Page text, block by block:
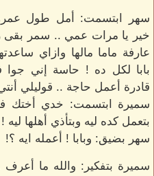
سهر ابتسمت: أمل طول
خير يا مرات عمي .. سمر بقى
عارفة ماما مالها وازاي
بابا لكل ده ! حاسة إني جوا
قادرة أعمل حاجة .. قوليلي
سميرة ابتسمت: خدي أختك
بتعمل كده ليه وبتأذي أهلها
سهر بضيق: وبابا ! أعمله ايه ؟!
سميرة بتفكير: والله ما